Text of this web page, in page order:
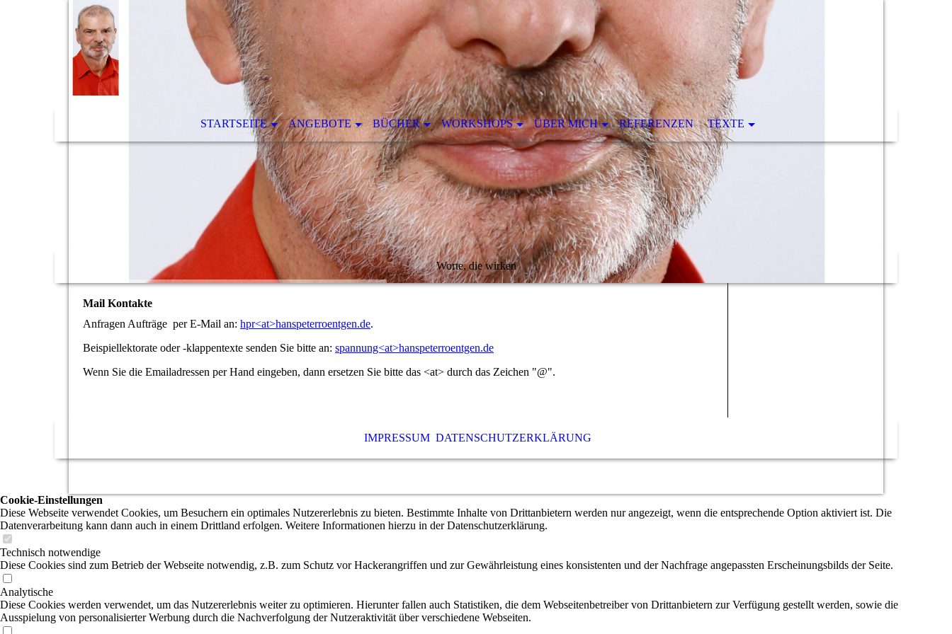
STARTSEITE ANGEBOTE BÜCHER WORKSHOPS ÜBER MICH REFERENZEN TEXTE
Worte, die wirken
Mail Kontakte
Anfragen Aufträge per E-Mail an: hpr<at>hanspeterroentgen.de.
Beispiellektorate oder -klappentexte senden Sie bitte an: spannung<at>hanspeterroentgen.de
Wenn Sie die Emailadressen per Hand eingeben, dann ersetzen Sie bitte das <at> durch das Zeichen "@".
IMPRESSUM DATENSCHUTZERKLÄRUNG
Cookie-Einstellungen
Diese Webseite verwendet Cookies, um Besuchern ein optimales Nutzererlebnis zu bieten. Bestimmte Inhalte von Drittanbietern werden nur angezeigt, wenn die entsprechende Option aktiviert ist. Die
Datenverarbeitung kann dann auch in einem Drittland erfolgen. Weitere Informationen hierzu in der Datenschutzerklärung.
Technisch notwendige
Diese Cookies sind zum Betrieb der Webseite notwendig, z.B. zum Schutz vor Hackerangriffen und zur Gewährleistung eines konsistenten und der Nachfrage angepassten Erscheinungsbilds der Seite.
Analytische
Diese Cookies werden verwendet, um das Nutzererlebnis weiter zu optimieren. Hierunter fallen auch Statistiken, die dem Webseitenbetreiber von Drittanbietern zur Verfügung gestellt werden, sowie die
Ausspielung von personalisierter Werbung durch die Nachverfolgung der Nutzeraktivität über verschiedene Webseiten.